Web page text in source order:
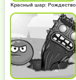
Красный шар: Рождество